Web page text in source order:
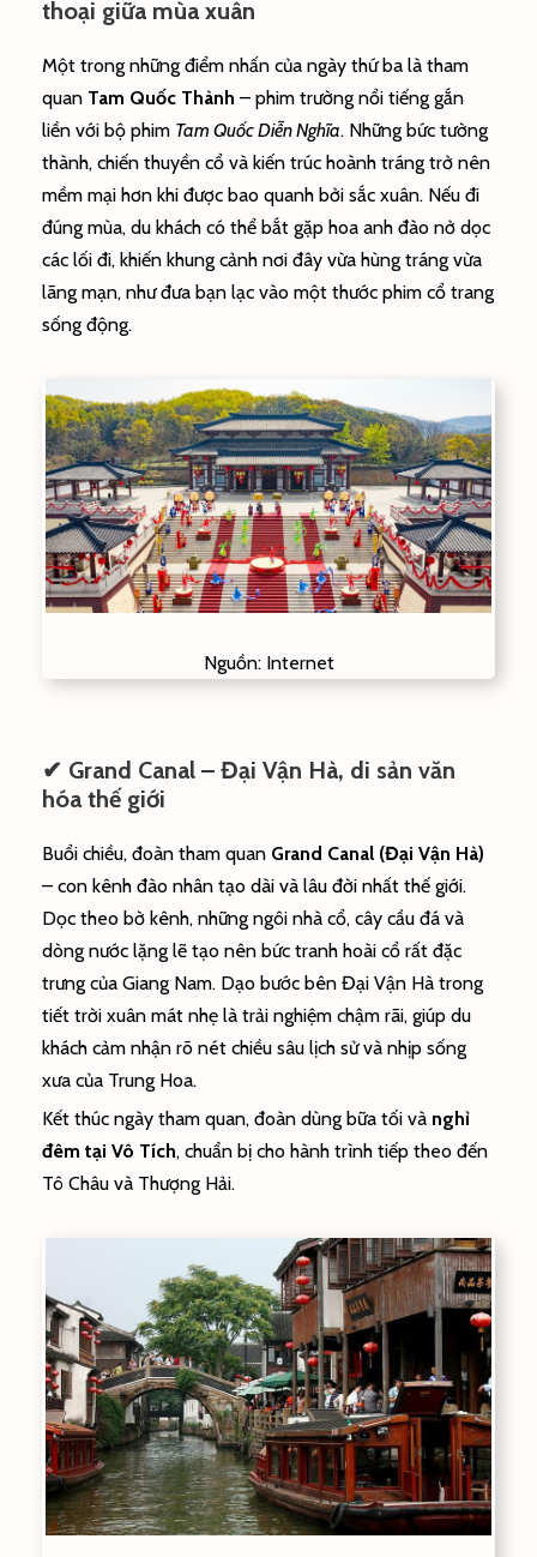
thoại giữa mùa xuân
Một trong những điểm nhấn của ngày thứ ba là tham
quan Tam Quốc Thành – phim trường nổi tiếng gắn
liền với bộ phim Tam Quốc Diễn Nghĩa. Những bức tường
thành, chiến thuyền cổ và kiến trúc hoành tráng trở nên
mềm mại hơn khi được bao quanh bởi sắc xuân. Nếu đi
đúng mùa, du khách có thể bắt gặp hoa anh đào nở dọc
các lối đi, khiến khung cảnh nơi đây vừa hùng tráng vừa
lãng mạn, như đưa bạn lạc vào một thước phim cổ trang
sống động.
Nguồn: Internet
✔ Grand Canal – Đại Vận Hà, di sản văn
hóa thế giới
Buổi chiều, đoàn tham quan Grand Canal (Đại Vận Hà)
– con kênh đào nhân tạo dài và lâu đời nhất thế giới.
Dọc theo bờ kênh, những ngôi nhà cổ, cây cầu đá và
dòng nước lặng lẽ tạo nên bức tranh hoài cổ rất đặc
trưng của Giang Nam. Dạo bước bên Đại Vận Hà trong
tiết trời xuân mát nhẹ là trải nghiệm chậm rãi, giúp du
khách cảm nhận rõ nét chiều sâu lịch sử và nhịp sống
xưa của Trung Hoa.
Kết thúc ngày tham quan, đoàn dùng bữa tối và nghỉ
đêm tại Vô Tích, chuẩn bị cho hành trình tiếp theo đến
Tô Châu và Thượng Hải.